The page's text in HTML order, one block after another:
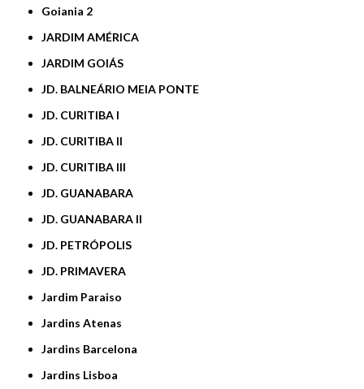
Goiania 2
JARDIM AMÉRICA
JARDIM GOIÁS
JD. BALNEÁRIO MEIA PONTE
JD. CURITIBA I
JD. CURITIBA II
JD. CURITIBA III
JD. GUANABARA
JD. GUANABARA II
JD. PETRÓPOLIS
JD. PRIMAVERA
Jardim Paraiso
Jardins Atenas
Jardins Barcelona
Jardins Lisboa